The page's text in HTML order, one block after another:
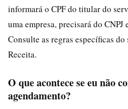
informará o CPF do titular do
uma empresa, precisará do
Consulte as regras específicas
Receita.
O que acontece se eu não
agendamento?